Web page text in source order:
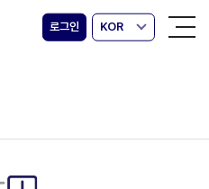
로그인 KOR